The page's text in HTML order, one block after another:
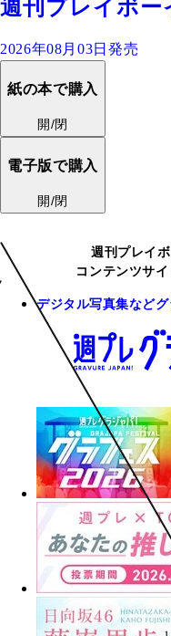
週刊プレイボー
2026年08月03日発売
紙の本で購入
開/閉
電子版で購入
開/閉
週刊プレイ
コンテンツサ
デジタル写真集など